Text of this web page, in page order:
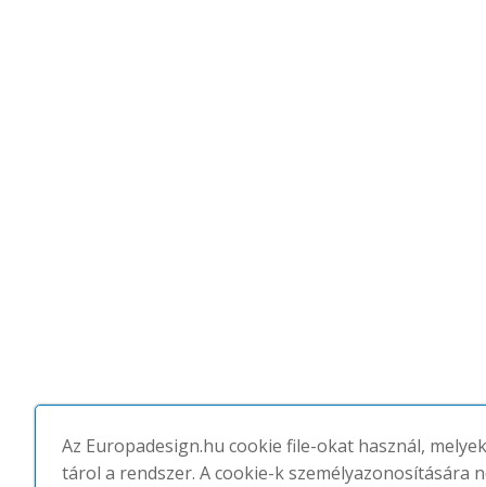
Az Europadesign.hu cookie file-okat használ,
tárol a rendszer. A cookie-k személyazonosítására